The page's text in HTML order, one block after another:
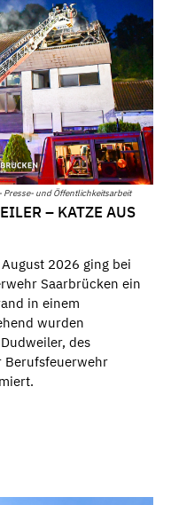
und Öffentlichkeitsarbeit
– KATZE AUS
2026 ging bei
Saarbrücken ein
in einem
wurden
des
Berufsfeuerwehr